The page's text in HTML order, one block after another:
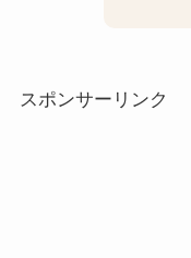
スポンサーリンク